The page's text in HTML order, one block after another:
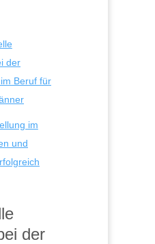
der
Beruf für
im
und
der